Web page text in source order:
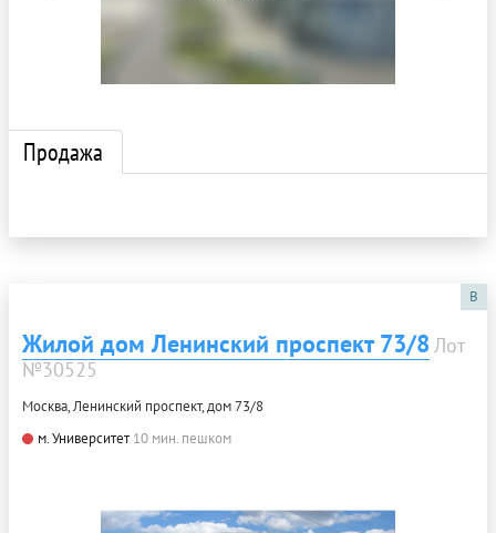
Продажа
B
Жилой дом Ленинский проспект 73/8Лот
№30525
Москва, Ленинский проспект, дом 73/8
м. Университет 10 мин. пешком